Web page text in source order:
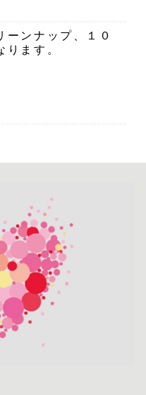
ーンナップ、１０
ります。